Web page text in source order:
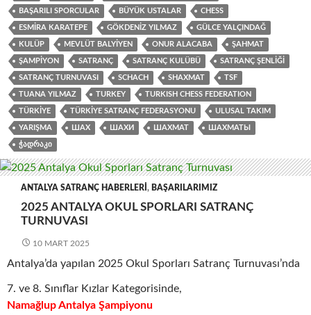
BAŞARILI SPORCULAR BÜYÜK USTALAR CHESS
ESMIRA KARATEPE GÖKDENIZ YILMAZ GÜLCE YALÇINDAĞ
KULÜP MEVLÜT BALYIYEN ONUR ALACABA ŞAHMAT
ŞAMPIYON SATRANÇ SATRANÇ KULÜBÜ SATRANÇ ŞENLIĞI
SATRANÇ TURNUVASI SCHACH SHAXMAT TSF
TUANA YILMAZ TURKEY TURKISH CHESS FEDERATION
TÜRKIYE TÜRKIYE SATRANÇ FEDERASYONU ULUSAL TAKIM
YARIŞMA ШАХ ШАХИ ШАХМАТ ШАХМАТЫ
ᲭᲐᲓᲠᲐᲙᲘ
ANTALYA SATRANÇ HABERLERI , BAŞARILARIMIZ
2025 ANTALYA OKUL SPORLARI SATRANÇ
TURNUVASI
10 MART 2025
Antalya’da yapılan 2025 Okul Sporları Satranç Turnuvası’nda
7. ve 8. Sınıflar Kızlar Kategorisinde,
Namağlup Antalya Şampiyonu